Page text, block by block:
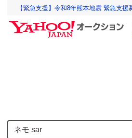
【緊急支援】令和8年熊本地震 緊急支